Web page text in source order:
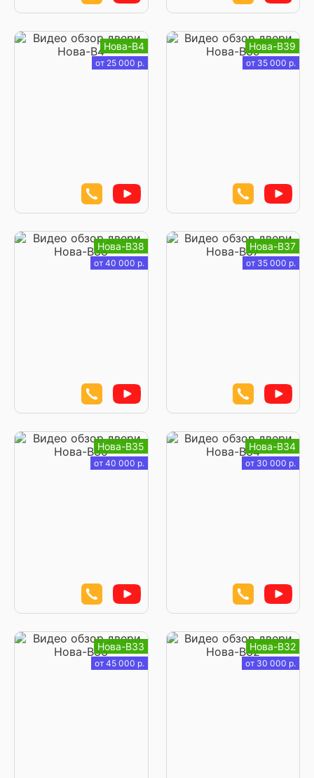
Нова-В4
от 25 000 р.
Нова-В39
от 35 000 р.
Нова-В38
от 40 000 р.
Нова-В37
от 35 000 р.
Нова-В35
от 40 000 р.
Нова-В34
от 30 000 р.
Нова-В33
от 45 000 р.
Нова-В32
от 30 000 р.